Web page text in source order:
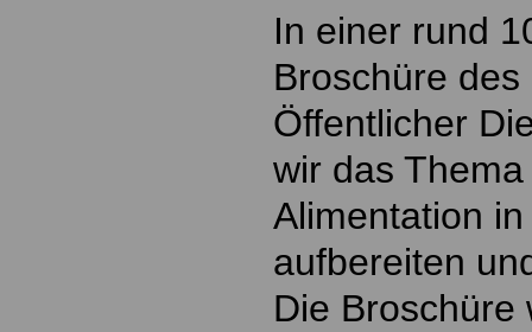
In einer rund
Broschüre
Öffentlicher
wir das
Alimentation
aufbereiten
Die Broschüre